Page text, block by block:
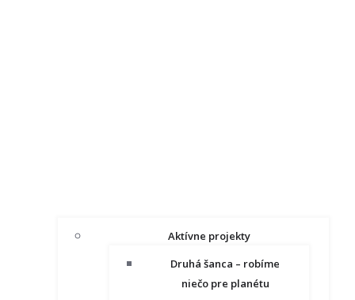
Aktívne projekty
Druhá šanca – robíme
niečo pre planétu